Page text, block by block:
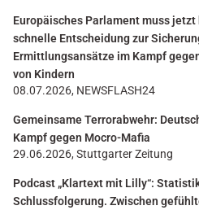
Europäisches Parlament muss
schnelle Entscheidung zur
Ermittlungsansätze im Kampf
von Kindern
08.07.2026, NEWSFLASH24
Gemeinsame Terrorabwehr:
Kampf gegen Mocro-Mafia
29.06.2026, Stuttgarter Zeitung
Podcast „Klartext mit Lilly“:
Schlussfolgerung. Zwischen